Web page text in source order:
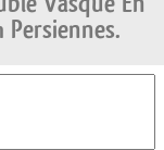
Persiennes.